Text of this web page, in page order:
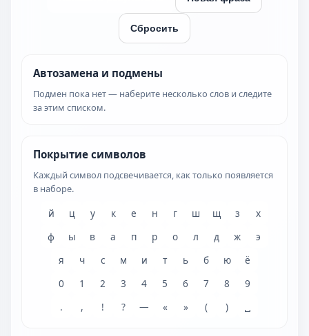
Сбросить
Автозамена и подмены
Подмен пока нет — наберите несколько слов и следите
за этим списком.
Покрытие символов
Каждый символ подсвечивается, как только появляется
в наборе.
й ц у к е н г ш щ з
х
ф
ы в а п р о л д ж
э
я
ч с м и т ь б ю
ё
0
1 2 3 4 5 6 7 8
9
.
, ! ? — « » ( )